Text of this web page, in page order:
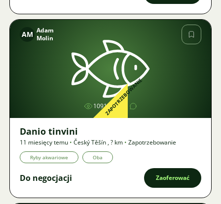
Zdjęcie
AM Adam
Molin
1091ZAPOTRZEBOWANIE
Danio tinvini
11 miesięcy temu • Český Těšín ,? km • Zapotrzebowanie
Ryby akwariowe Oba
Do negocjacji Zaoferować